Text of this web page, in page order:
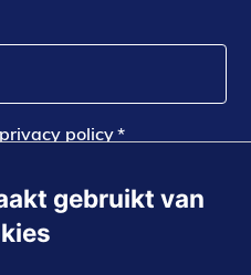
gebruikt van
policy*